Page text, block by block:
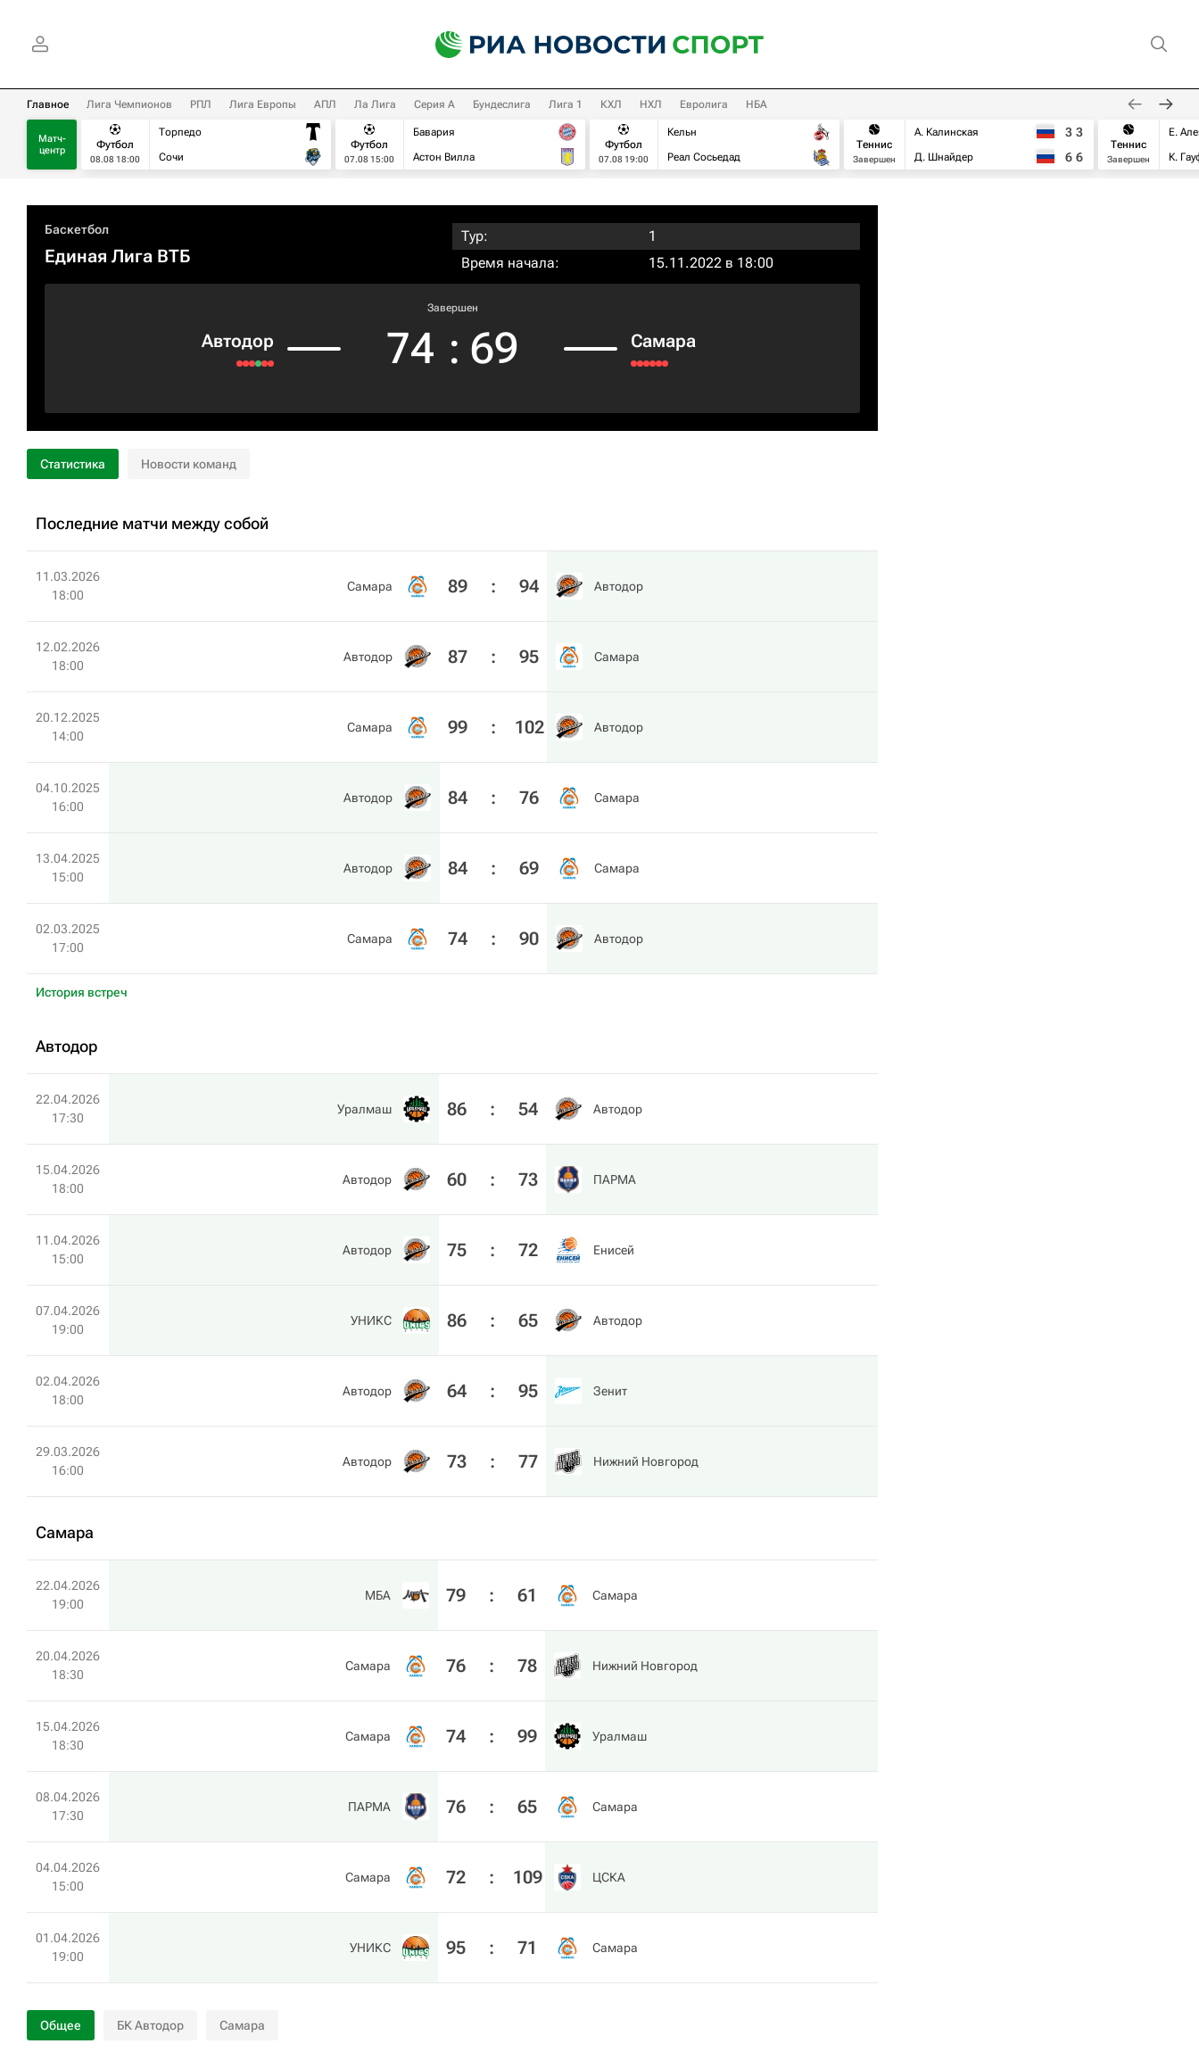
Главное Лига Чемпионов РПЛ Лига Европы АПЛ Ла Лига Серия А Бундеслига Лига 1 КХЛ НХЛ Евролига НБА
Матч-
центр
Футбол
08.08 18:00
Торпедо
Сочи
Футбол
07.08 15:00
Бавария
Астон Вилла
Футбол
07.08 19:00
Кельн
Реал Сосьедад
Теннис
Завершен
А. Калинская
Д. Шнайдер
3 3
6 6
Теннис
Завершен
Е.
К.
Баскетбол
Единая Лига ВТБ
Тур:
1
Время начала:
15.11.2022 в 18:00
Автодор
Завершен
74 : 69 Самара
Статистика Новости команд
Последние матчи между собой
11.03.2026
18:00
Самара 89 : 94 Автодор
12.02.2026
18:00
Автодор 87 : 95 Самара
20.12.2025
14:00
Самара 99 : 102 Автодор
04.10.2025
16:00
Автодор 84 : 76 Самара
13.04.2025
15:00
Автодор 84 : 69 Самара
02.03.2025
17:00
Самара 74 : 90 Автодор
История встреч
Автодор
22.04.2026
17:30
Уралмаш 86 : 54 Автодор
15.04.2026
18:00
Автодор 60 : 73 ПАРМА
11.04.2026
15:00
Автодор 75 : 72 Енисей
07.04.2026
19:00
УНИКС 86 : 65 Автодор
02.04.2026
18:00
Автодор 64 : 95 Зенит
29.03.2026
16:00
Автодор 73 : 77 Нижний Новгород
Самара
22.04.2026
19:00
МБА 79 : 61 Самара
20.04.2026
18:30
Самара 76 : 78 Нижний Новгород
15.04.2026
18:30
Самара 74 : 99 Уралмаш
08.04.2026
17:30
ПАРМА 76 : 65 Самара
04.04.2026
15:00
Самара 72 : 109 ЦСКА
01.04.2026
19:00
УНИКС 95 : 71 Самара
Общее БК Автодор Самара